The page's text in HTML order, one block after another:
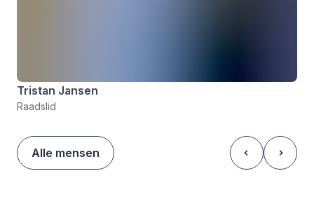
Tristan Jansen
Raadslid
Alle mensen